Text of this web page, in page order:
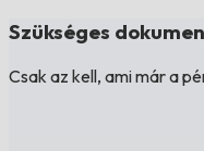
Szükséges
Csak az kell, ami már a